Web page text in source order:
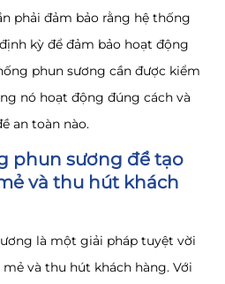
phải đảm bảo rằng hệ thống
kỳ để đảm bảo hoạt động
phun sương cần được kiểm
nó hoạt động đúng cách và
an toàn nào.
phun sương để tạo
và thu hút khách
là một giải pháp tuyệt vời
và thu hút khách hàng. Với